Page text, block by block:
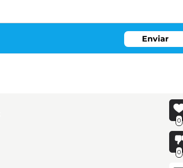
Enviar
0
0